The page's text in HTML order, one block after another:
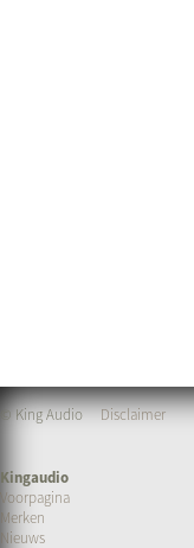
© King AudioDisclaimer
Kingaudio
Voorpagina
Merken
Nieuws